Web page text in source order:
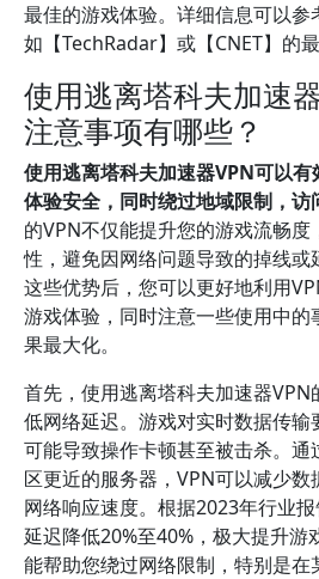
最佳的游戏体验。详细信息可以参
如【TechRadar】或【CNET】的最
使用逃离塔科夫加速
注意事项有哪些？
使用逃离塔科夫加速器VPN可以
体验安全，同时绕过地域限制，访
的VPN不仅能提升您的游戏流畅
性，避免因网络问题导致的掉线
这些优势后，您可以更好地利用
游戏体验，同时注意一些使用中的
果最大化。
首先，使用逃离塔科夫加速器
低网络延迟。游戏对实时数据传
可能导致操作卡顿甚至被击杀。
区更近的服务器，VPN可以减少
网络响应速度。根据2023年行业
延迟降低20%至40%，极大提升游
能帮助您绕过网络限制，特别是